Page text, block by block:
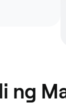
ng